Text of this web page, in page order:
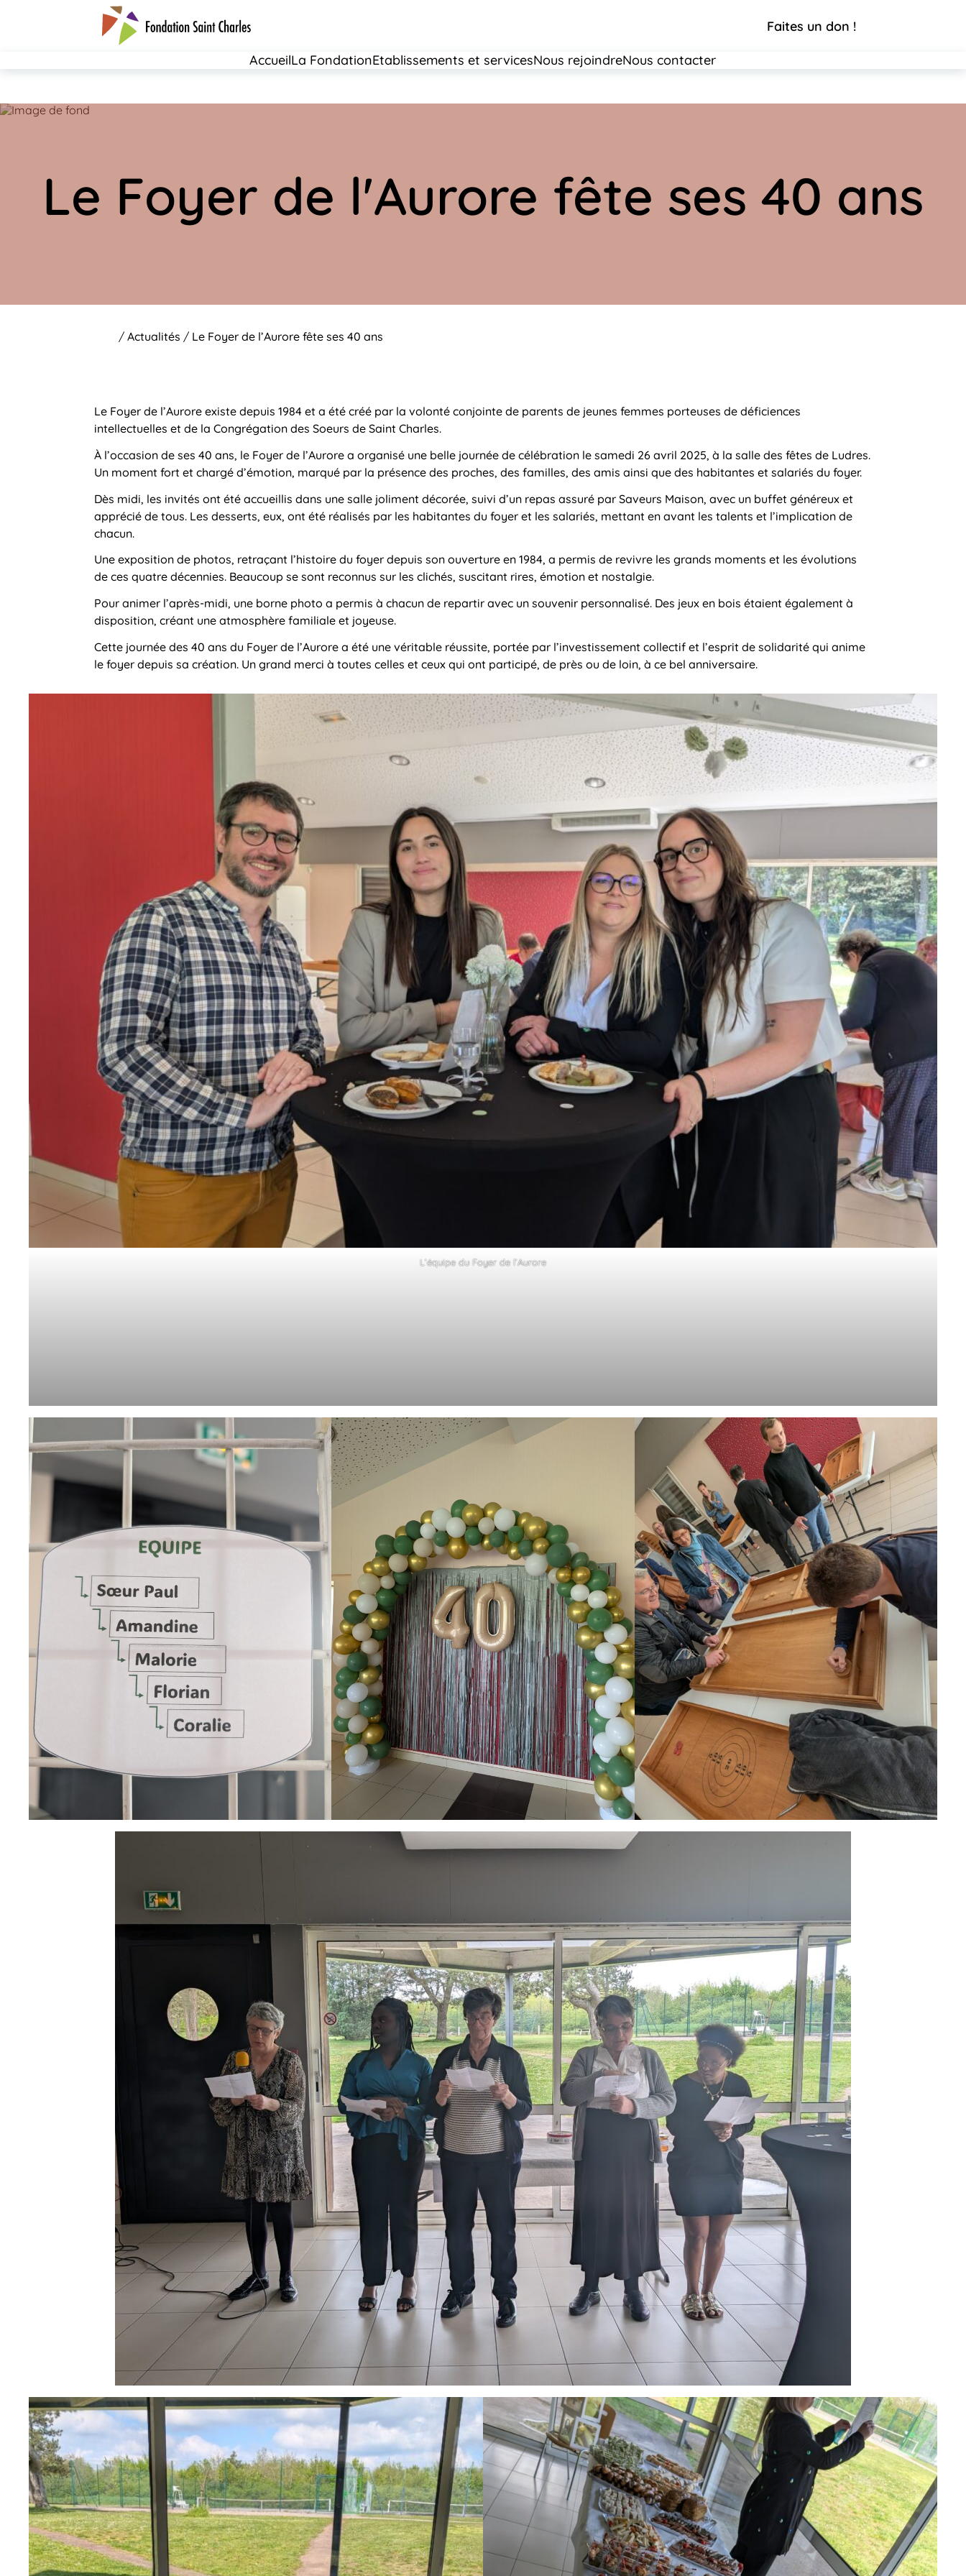
Faites un don !
AccueilLa FondationEtablissements et servicesNous rejoindreNous contacter
Le Foyer de l'Aurore fête ses 40 ans
/Actualités / Le Foyer de l’Aurore fête ses 40 ans
Le Foyer de l’Aurore existe depuis 1984 et a été créé par la volonté conjointe de parents de jeunes femmes porteuses de déficiences
intellectuelles et de la Congrégation des Soeurs de Saint Charles.
À l’occasion de ses 40 ans, le Foyer de l’Aurore a organisé une belle journée de célébration le samedi 26 avril 2025, à la salle des fêtes de Ludres.
Un moment fort et chargé d’émotion, marqué par la présence des proches, des familles, des amis ainsi que des habitantes et salariés du foyer.
Dès midi, les invités ont été accueillis dans une salle joliment décorée, suivi d’un repas assuré par Saveurs Maison, avec un buffet généreux et
apprécié de tous. Les desserts, eux, ont été réalisés par les habitantes du foyer et les salariés, mettant en avant les talents et l’implication de
chacun.
Une exposition de photos, retraçant l’histoire du foyer depuis son ouverture en 1984, a permis de revivre les grands moments et les évolutions
de ces quatre décennies. Beaucoup se sont reconnus sur les clichés, suscitant rires, émotion et nostalgie.
Pour animer l’après-midi, une borne photo a permis à chacun de repartir avec un souvenir personnalisé. Des jeux en bois étaient également à
disposition, créant une atmosphère familiale et joyeuse.
Cette journée des 40 ans du Foyer de l’Aurore a été une véritable réussite, portée par l’investissement collectif et l’esprit de solidarité qui anime
le foyer depuis sa création. Un grand merci à toutes celles et ceux qui ont participé, de près ou de loin, à ce bel anniversaire.
L’équipe du Foyer de l’Aurore
Panneau de gestion des cookies